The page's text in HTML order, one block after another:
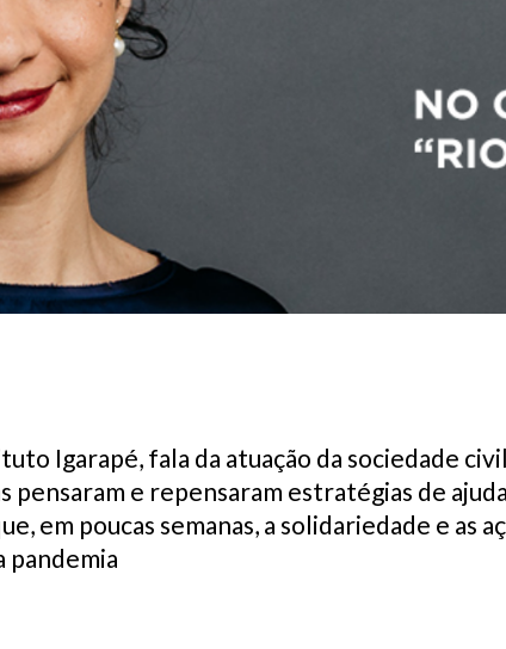
Igarapé, fala da atuação da sociedade
pensaram e repensaram estratégias de
em poucas semanas, a solidariedade e as
pandemia